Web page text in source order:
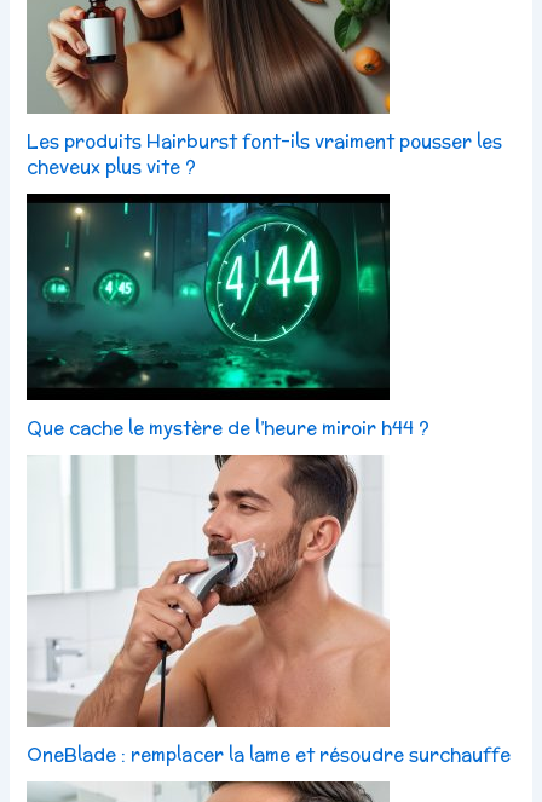
Les produits Hairburst font-ils vraiment pousser les
cheveux plus vite ?
Que cache le mystère de l’heure miroir h44 ?
OneBlade : remplacer la lame et résoudre surchauffe